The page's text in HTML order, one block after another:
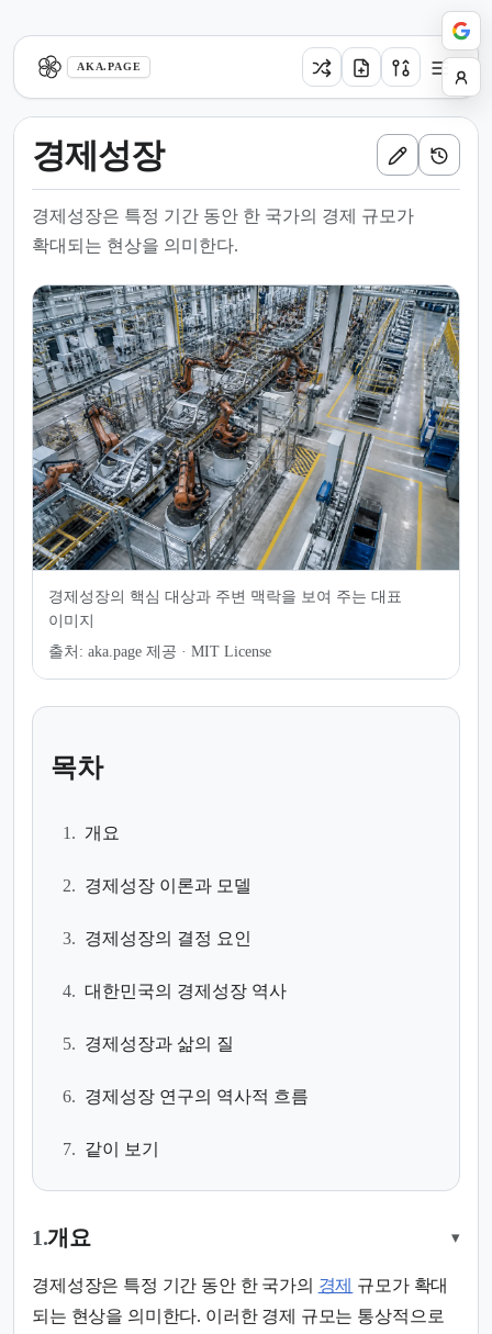
AKA.PAGE
경제성장
경제성장은 특정 기간 동안 한 국가의 경제 규모가
확대되는 현상을 의미한다.
경제성장의 핵심 대상과 주변 맥락을 보여 주는 대표
이미지
출처: aka.page 제공 · MIT License
목차
1. 개요
2. 경제성장 이론과 모델
3. 경제성장의 결정 요인
4. 대한민국의 경제성장 역사
5. 경제성장과 삶의 질
6. 경제성장 연구의 역사적 흐름
7. 같이 보기
1.개요 ▾
경제성장은 특정 기간 동안 한 국가의 경제
규모가 확대
되는 현상을 의미한다. 이러한 경제 규모는 통상적으로